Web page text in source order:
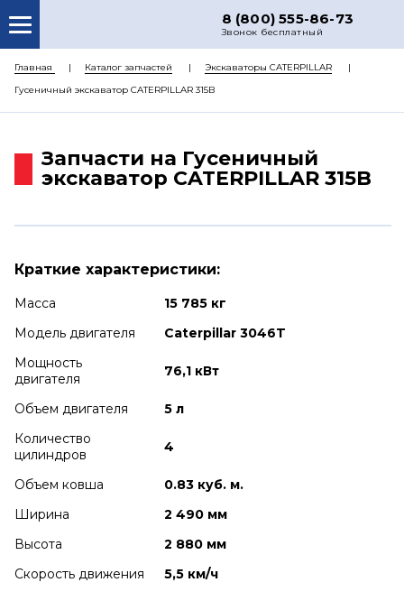
8 (800) 555-86-73
Звонок бесплатный
О НАС
КАТАЛОГ ЗАПЧАСТЕЙ
ДОСТАВКА
Главная Каталог запчастей
Экскаваторы CATERPILLAR
Гусеничный экскаватор CATERPILLAR 315B
Запчасти на Гусеничный
экскаватор CATERPILLAR 315B
Краткие характеристики:
Масса
15 785 кг
Модель двигателя
Caterpillar 3046T
Мощность
двигателя
76,1 кВт
Объем двигателя
5 л
Количество
цилиндров
4
Объем ковша
0.83 куб. м.
Ширина
2 490 мм
Высота
2 880 мм
Скорость движения
5,5 км/ч